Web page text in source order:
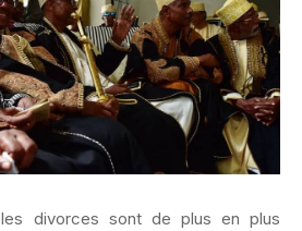
divorces sont de plus en plus